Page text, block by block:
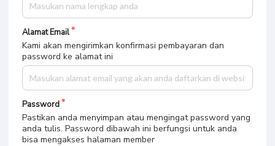
Alamat Email
Kami akan mengirimkan konfirmasi pembayaran dan
password ke alamat ini
Password
Pastikan anda menyimpan atau mengingat password yang
anda tulis. Password dibawah ini berfungsi untuk anda
bisa mengakses halaman member